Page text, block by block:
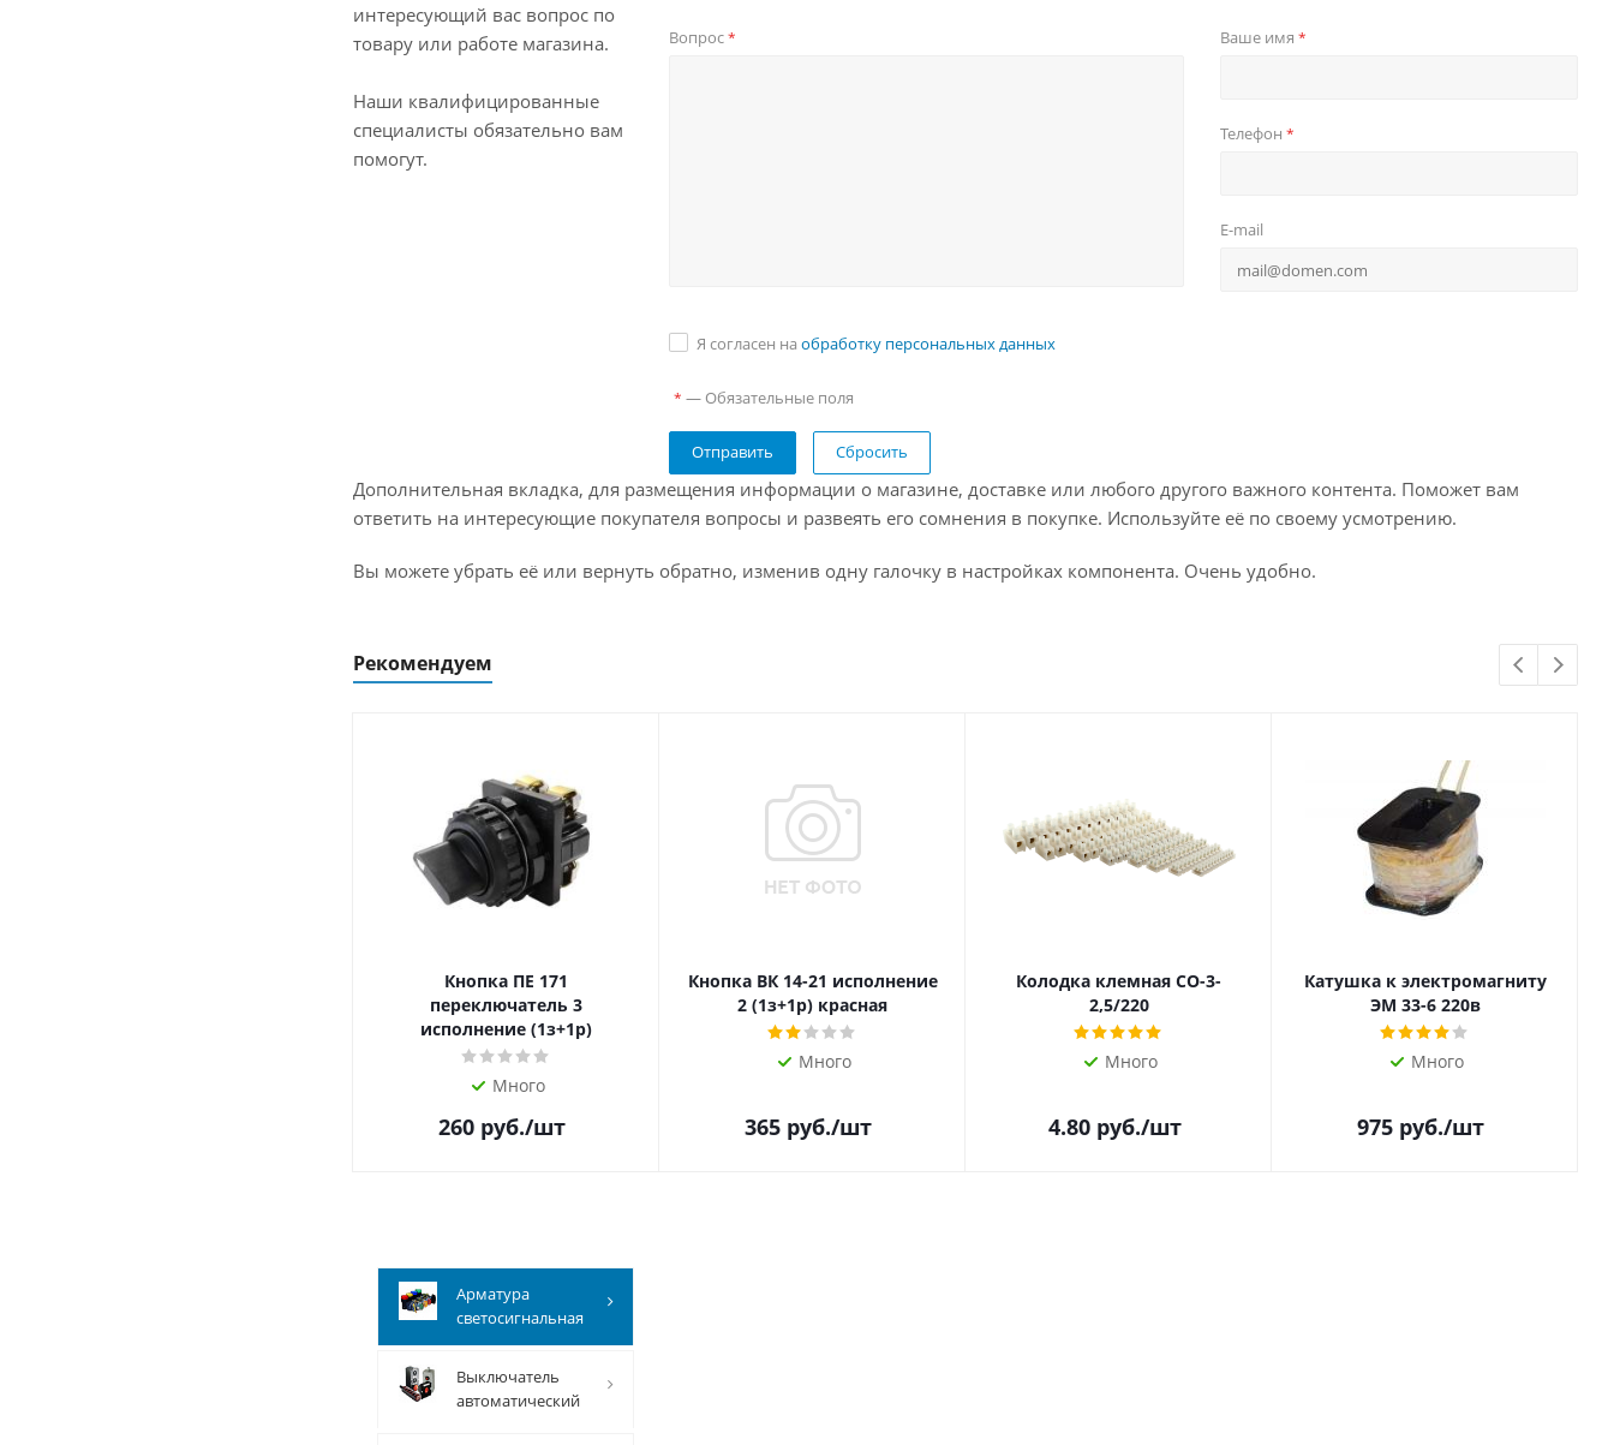
интересующий вас вопрос по
товару или работе магазина.
Наши квалифицированные
специалисты обязательно вам
помогут.
Вопрос* Ваше имя *
Телефон *
E-mail
Я согласен на обработку персональных данных
* — Обязательные поля
Сбросить
Дополнительная вкладка, для размещения информации о магазине, доставке или любого другого важного контента. Поможет вам
ответить на интересующие покупателя вопросы и развеять его сомнения в покупке. Используйте её по своему усмотрению.
Вы можете убрать её или вернуть обратно, изменив одну галочку в настройках компонента. Очень удобно.
Рекомендуем
Кнопка ПЕ 171
переключатель 3
исполнение (1з+1р)
Много
260 руб./шт
Кнопка ВК 14-21 исполнение
2 (1з+1р) красная
Много
365 руб./шт
Колодка клемная СО-3-
2,5/220
Много
4.80руб./шт
Катушка к электромагниту
ЭМ 33-6 220в
Много
975 руб./шт
Арматура
светосигнальная
Выключатель
автоматический